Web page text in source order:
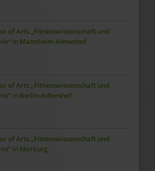
of Arts „Fitnesswissenschaft und
in Mannheim-Almenhof
of Arts „Fitnesswissenschaft und
in Berlin-Adlershof
of Arts „Fitnesswissenschaft und
in Marburg